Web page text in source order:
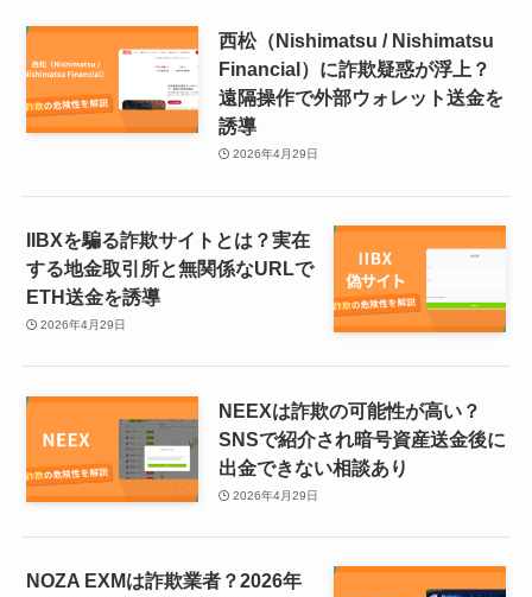
西松（Nishimatsu / Nishimatsu
Financial）に詐欺疑惑が浮上？
遠隔操作で外部ウォレット送金を
誘導
2026年4月29日
IIBXを騙る詐欺サイトとは？実在
する地金取引所と無関係なURLで
ETH送金を誘導
2026年4月29日
NEEXは詐欺の可能性が高い？
SNSで紹介され暗号資産送金後に
出金できない相談あり
2026年4月29日
NOZA EXMは詐欺業者？2026年